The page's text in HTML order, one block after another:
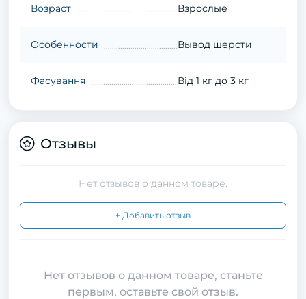
Возраст Взрослые
Особенности Вывод шерсти
Фасування Від 1 кг до 3 кг
Отзывы
Нет отзывов о данном товаре.
+ Добавить отзыв
Нет отзывов о данном товаре, станьте
первым, оставьте свой отзыв.